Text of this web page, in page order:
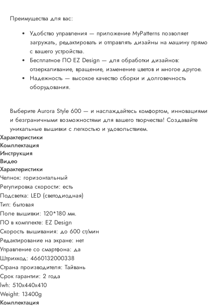
Преимущества для вас:
Удобство управления — приложение MyPatterns позволяет
загружать, редактировать и отправлять дизайны на машину прямо
с вашего устройства.
Бесплатное ПО EZ Design — для обработки дизайнов:
отзеркаливание, вращение, изменение цветов и многое другое.
Надежность — высокое качество сборки и долговечность
оборудования.
Выберите Aurora Style 600 — и наслаждайтесь комфортом, инновациями
и безграничными возможностями для вашего творчества! Создавайте
уникальные вышивки с легкостью и удовольствием.
Характеристики
Комплектация
Инструкция
Видео
Характеристики
Челнок: горизонтальный
Регулировка скорости: есть
Подсветка: LED (светодиодная)
Тип: бытовая
Поле вышивки: 120*180 мм.
ПО в комплекте: EZ Design
Скорость вышивания: до 600 ст/мин
Редактирование на экране: нет
Управление со смартфона: да
Штрихкод: 4660132000338
Страна производителя: Тайвань
Срок гарантии: 2 года
lwh: 510x440x410
Weight: 13400g
Комплектация